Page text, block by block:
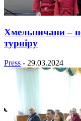
Хмельничани –
турніру
Press - 29.03.2024